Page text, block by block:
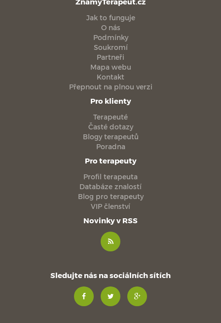
Jak to funguje
O nás
Podmínky
Soukromí
Partneři
Mapa webu
Kontakt
Přepnout na plnou verzi
Pro klienty
Terapeuté
Časté dotazy
Blogy terapeutů
Poradna
Pro terapeuty
Profil terapeuta
Databáze znalostí
Blog pro terapeuty
VIP členství
Novinky v RSS
Sledujte nás na sociálních sítích